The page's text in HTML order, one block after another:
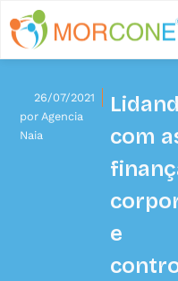
26/07/2021
por Agencia
Naia
com
e